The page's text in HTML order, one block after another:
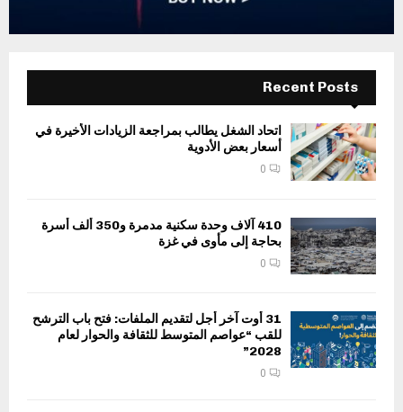
Recent Posts
اتحاد الشغل يطالب بمراجعة الزيادات الأخيرة في
أسعار بعض الأدوية
0
410 آلاف وحدة سكنية مدمرة و350 ألف أسرة
بحاجة إلى مأوى في غزة
0
31 أوت آخر أجل لتقديم الملفات: فتح باب الترشح
للقب “عواصم المتوسط للثقافة والحوار لعام
2028”
0